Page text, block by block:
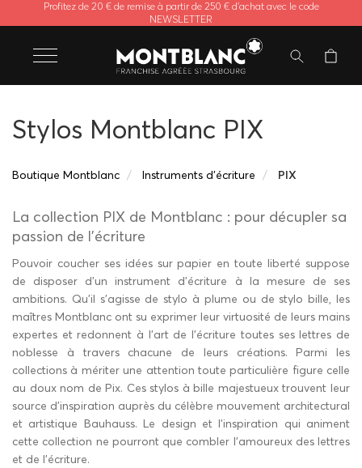
Profitez de 20 € de remise à partir de 250 € d'achat avec le code
NEWSLETTER
Stylos Montblanc PIX
Boutique Montblanc Instruments d'écriture PIX
La collection PIX de Montblanc : pour décupler sa
passion de l’écriture
Pouvoir coucher ses idées sur papier en toute liberté suppose
de disposer d’un instrument d’écriture à la mesure de ses
ambitions. Qu’il s’agisse de stylo à plume ou de stylo bille, les
maîtres Montblanc ont su exprimer leur virtuosité de leurs mains
expertes et redonnent à l’art de l’écriture toutes ses lettres de
noblesse à travers chacune de leurs créations. Parmi les
collections à mériter une attention toute particulière figure celle
au doux nom de Pix. Ces stylos à bille majestueux trouvent leur
source d’inspiration auprès du célèbre mouvement architectural
et artistique Bauhauss. Le design et l’inspiration qui animent
cette collection ne pourront que combler l’amoureux des lettres
et de l’écriture.